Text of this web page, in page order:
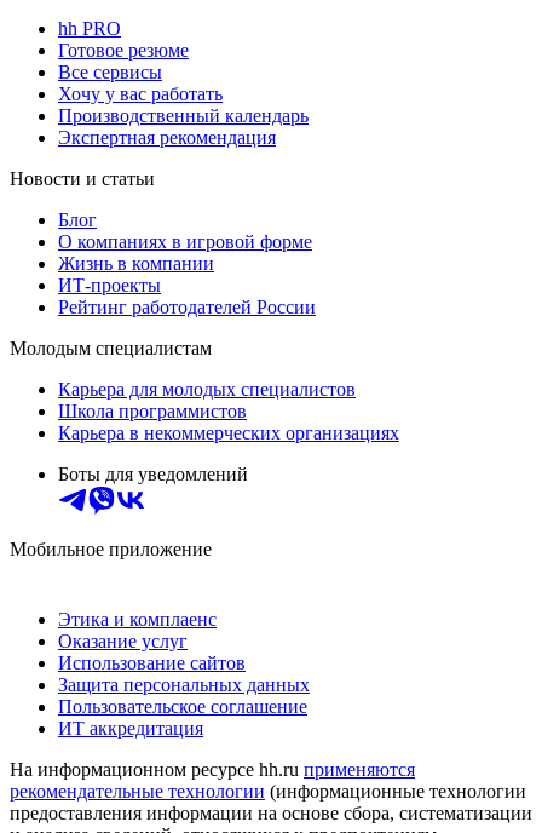
hh PRO
Готовое резюме
Все сервисы
Хочу у вас работать
Производственный календарь
Экспертная рекомендация
Новости и статьи
Блог
О компаниях в игровой форме
Жизнь в компании
ИТ-проекты
Рейтинг работодателей России
Молодым специалистам
Карьера для молодых специалистов
Школа программистов
Карьера в некоммерческих организациях
Боты для уведомлений
Мобильное приложение
Этика и комплаенс
Оказание услуг
Использование сайтов
Защита персональных данных
Пользовательское соглашение
ИТ аккредитация
На информационном ресурсе hh.ru применяются
рекомендательные технологии (информационные технологии
предоставления информации на основе сбора, систематизации